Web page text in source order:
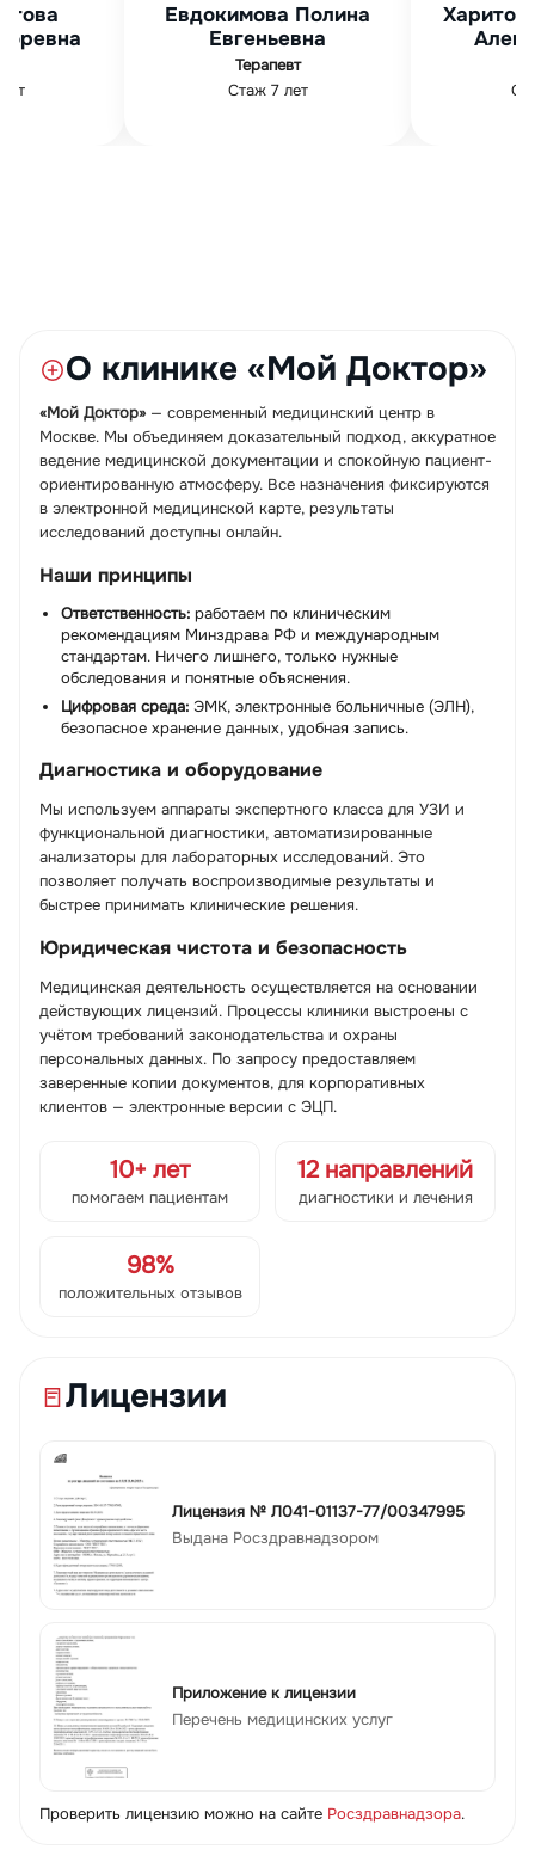
Евдокимова Полина
Евгеньевна
Терапевт
Стаж 7 лет
О клинике «Мой Доктор»
«Мой Доктор» — современный медицинский центр в
Москве. Мы объединяем доказательный подход, аккуратное
ведение медицинской документации и спокойную пациент-
ориентированную атмосферу. Все назначения фиксируются
в электронной медицинской карте, результаты
исследований доступны онлайн.
Наши принципы
Ответственность: работаем по клиническим
рекомендациям Минздрава РФ и международным
стандартам. Ничего лишнего, только нужные
обследования и понятные объяснения.
Цифровая среда: ЭМК, электронные больничные (ЭЛН),
безопасное хранение данных, удобная запись.
Диагностика и оборудование
Мы используем аппараты экспертного класса для УЗИ и
функциональной диагностики, автоматизированные
анализаторы для лабораторных исследований. Это
позволяет получать воспроизводимые результаты и
быстрее принимать клинические решения.
Юридическая чистота и безопасность
Медицинская деятельность осуществляется на основании
действующих лицензий. Процессы клиники выстроены с
учётом требований законодательства и охраны
персональных данных. По запросу предоставляем
заверенные копии документов, для корпоративных
клиентов — электронные версии с ЭЦП.
10+ лет
помогаем пациентам
12 направлений
диагностики и лечения
98%
положительных отзывов
Лицензии
Лицензия № Л041-01137-77/00347995
Выдана Росздравнадзором
Приложение к лицензии
Перечень медицинских услуг
Проверить лицензию можно на сайте Росздравнадзора.